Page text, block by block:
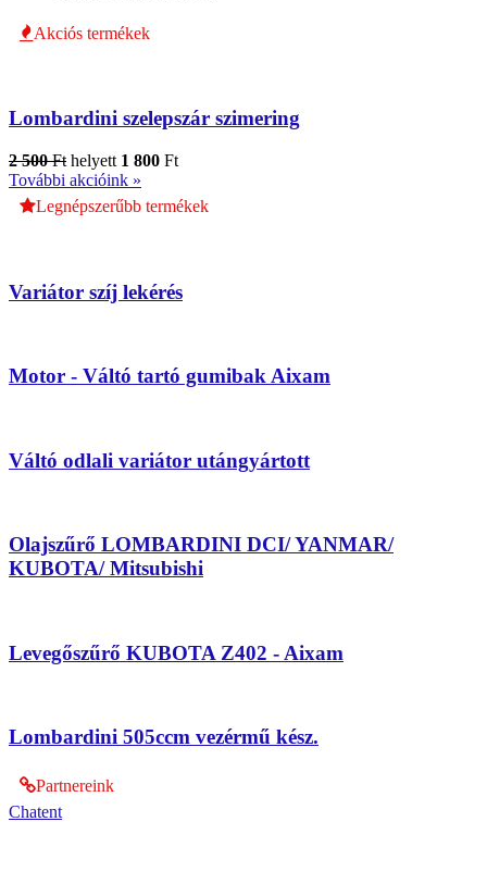
Akciós termékek
Lombardini szelepszár szimering
2 500 Ft helyett 1 800 Ft
További akcióink »
Legnépszerűbb termékek
Variátor szíj lekérés
Motor - Váltó tartó gumibak Aixam
Váltó odlali variátor utángyártott
Olajszűrő LOMBARDINI DCI/ YANMAR/
KUBOTA/ Mitsubishi
Levegőszűrő KUBOTA Z402 - Aixam
Lombardini 505ccm vezérmű kész.
Partnereink
Chatent